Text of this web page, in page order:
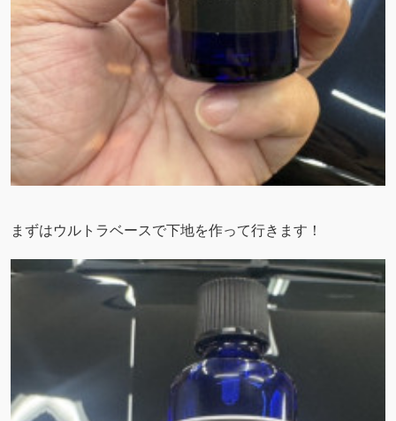
まずはウルトラベースで下地を作って行きます！